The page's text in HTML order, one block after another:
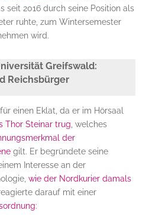
seit 2016 durch seine Position als
ruhte, zum Wintersemester
wird.
Greifswald:
Reichsbürger
einen Eklat, da er im Hörsaal
Thor Steinar trug , welches
der
gilt. Er begründete seine
Interesse an der
wie der Nordkurier damals
darauf mit einer
: